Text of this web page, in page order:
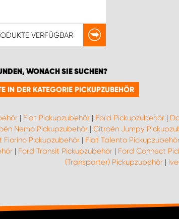
VERFÜGBAR
WONACH SIE SUCHEN?
IN DER KATEGORIE PICKUPZUBEHÖR
| Fiat Pickupzubehör| Ford Pickupzubehör|
Nemo Pickupzubehör| Citroën Jumpy
Fiorino Pickupzubehör | Fiat Talento
| Ford Transit Pickupzubehör| Ford Connect
(Transporter) Pickupzubehör|